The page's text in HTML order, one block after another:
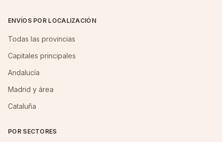
ENVÍOS POR LOCALIZACIÓN
Todas las provincias
Capitales principales
Andalucía
Madrid y área
Cataluña
POR SECTORES